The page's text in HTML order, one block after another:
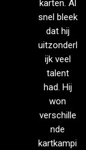
karten. Al
snel bleek
dat hij
uitzonderl
ijk veel
talent
had. Hij
won
verschille
nde
kartkampi